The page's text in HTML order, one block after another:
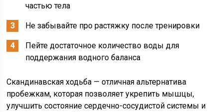
частью тела
Не забывайте про растяжку после тренировки
Пейте достаточное количество воды для
поддержания водного баланса
Скандинавская ходьба — отличная альтернатива
пробежкам, которая позволяет укрепить мышцы,
улучшить состояние сердечно-сосудистой системы и